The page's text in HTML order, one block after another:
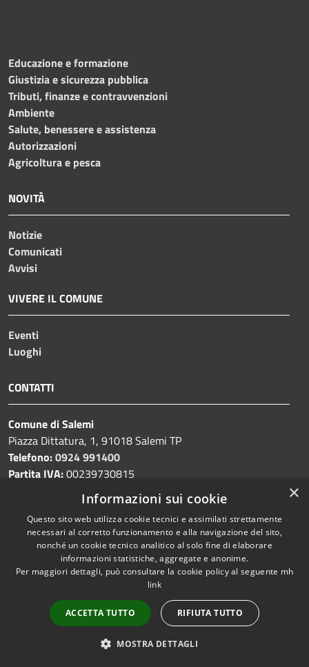
Educazione e formazione
Giustizia e sicurezza pubblica
Tributi, finanze e contravvenzioni
Ambiente
Salute, benessere e assistenza
Autorizzazioni
Agricoltura e pesca
NOVITÀ
Notizie
Comunicati
Avvisi
VIVERE IL COMUNE
Eventi
Luoghi
CONTATTI
Comune di Salemi
Piazza Dittatura, 1, 91018 Salemi TP
Telefono:0924 991400
Partita IVA:00239730815
protocollo@cittadisalemi.it
protocollo@pec.cittadisalemi.it
Prenotazione appuntamento
Leggi le FAQ
Richiesta di assistenza
×
Informazioni sui cookie
Questo sito web utilizza cookie tecnici e assimilati strettamente
necessari al corretto funzionamento e alla navigazione del sito,
nonché un cookie tecnico analitico al solo fine di elaborare
informazioni statistiche, aggregate e anonime.
Per maggiori dettagli, può consultare la cookie policy al seguente mh
link
ACCETTA TUTTO RIFIUTA TUTTO
MOSTRA DETTAGLI